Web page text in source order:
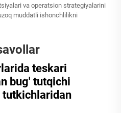
va operatsion strategiyalarini
muddatli ishonchlilikni
teskari
bug' tutqichi
tutkichlaridan